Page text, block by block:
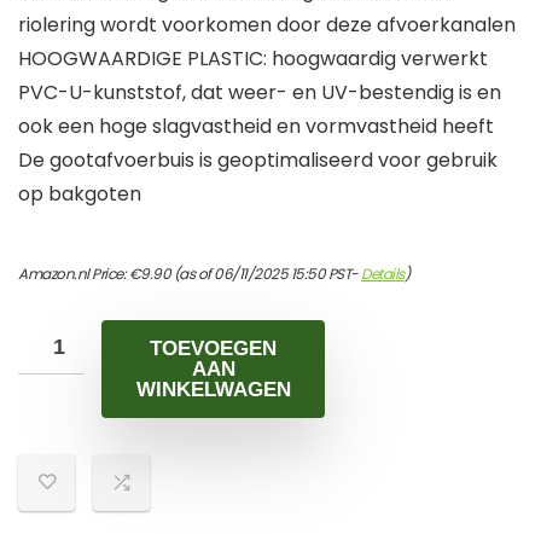
riolering wordt voorkomen door deze afvoerkanalen
HOOGWAARDIGE PLASTIC: hoogwaardig verwerkt
PVC-U-kunststof, dat weer- en UV-bestendig is en
ook een hoge slagvastheid en vormvastheid heeft
De gootafvoerbuis is geoptimaliseerd voor gebruik
op bakgoten
Amazon.nl Price:€9.90(as of 06/11/2025 15:50 PST-Details)
TOEVOEGEN
AAN
WINKELWAGEN